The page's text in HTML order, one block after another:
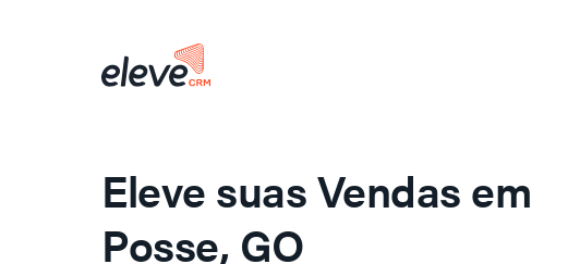
Eleve suas Vendas em
Posse, GO